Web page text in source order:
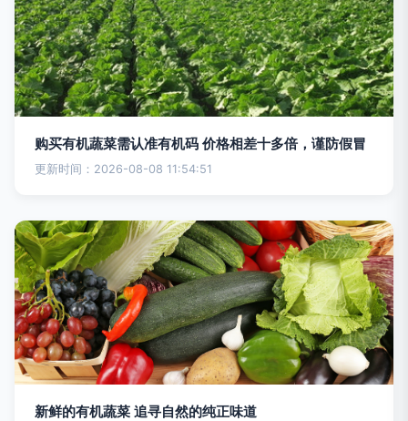
购买有机蔬菜需认准有机码 价格相差十多倍，谨防假冒
更新时间：2026-08-08 11:54:51
新鲜的有机蔬菜 追寻自然的纯正味道